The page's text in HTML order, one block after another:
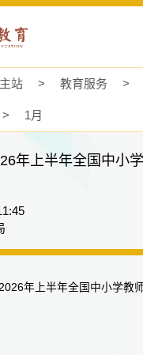
站 > 教育服务 >
> 1月
年上半年全国中小
年上半年全国中小学教